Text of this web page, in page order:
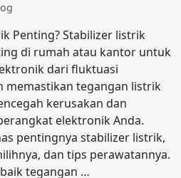
Penting? Stabilizer listrik
di rumah atau kantor untuk
dari fluktuasi
memastikan tegangan listrik
kerusakan dan
elektronik Anda.
pentingnya stabilizer listrik,
dan tips perawatannya.
tegangan …